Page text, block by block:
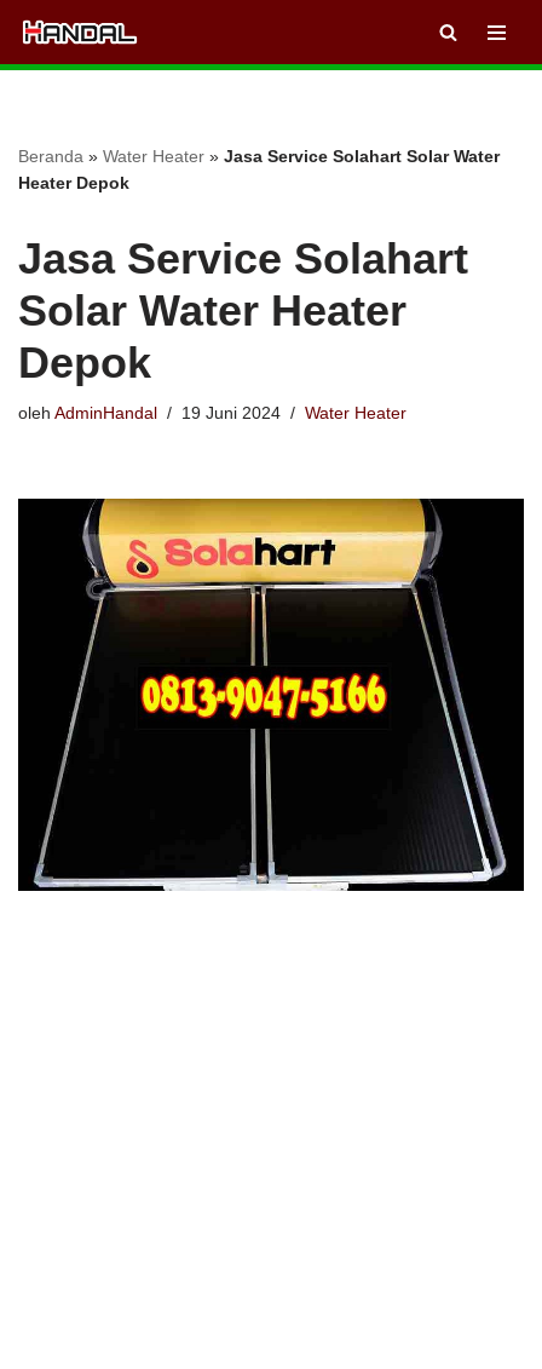
Lompat
Beranda » Water Heater » Jasa Service Solahart Solar Water
Heater Depok
Jasa Service Solahart
Solar Water Heater
Depok
oleh AdminHandal 19 Juni 2024 Water Heater